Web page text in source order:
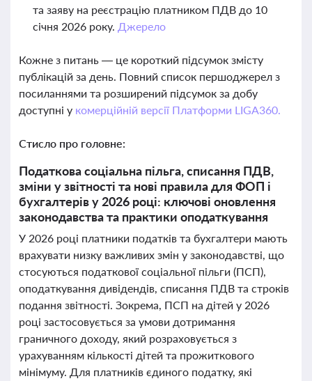
та заяву на реєстрацію платником ПДВ до 10
січня 2026 року. Джерело
Кожне з питань — це короткий підсумок змісту
публікацій за день. Повний список першоджерел з
посиланнями та розширений підсумок за добу
доступні у комерційній версії Платформи LIGA360.
Стисло про головне:
Податкова соціальна пільга, списання ПДВ,
зміни у звітності та нові правила для ФОП і
бухгалтерів у 2026 році: ключові оновлення
законодавства та практики оподаткування
У 2026 році платники податків та бухгалтери мають
врахувати низку важливих змін у законодавстві, що
стосуються податкової соціальної пільги (ПСП),
оподаткування дивідендів, списання ПДВ та строків
подання звітності. Зокрема, ПСП на дітей у 2026
році застосовується за умови дотримання
граничного доходу, який розраховується з
урахуванням кількості дітей та прожиткового
мінімуму. Для платників єдиного податку, які